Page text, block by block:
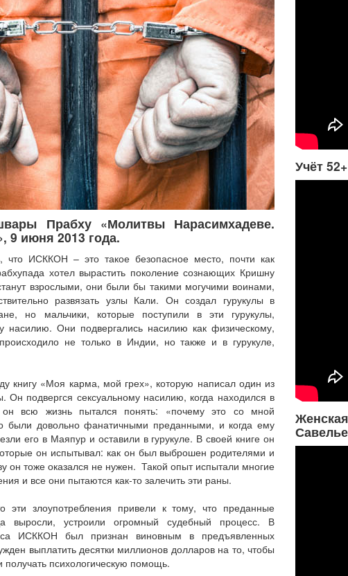
Прабху «Молитвы Нарасимхадеве.
июня 2013 года.
ИСККОН – это такое безопасное место, почти как
хотел вырастить поколение сознающих Кришну
взрослыми, они были бы такими могучими воинами,
развязать узлы Кали. Он создал гурукулы в
но мальчики, которые поступили в эти гурукулы,
насилию. Они подвергались насилию как физическому,
не только в Индии, но также и в гурукуле,
книгу «Моя карма, мой грех», которую написал один из
Он подвергся сексуальному насилию, когда находился в
всю жизнь пытался понять: «почему это со мной
были довольно фанатичными преданными, и когда ему
его в Маяпур и оставили в гурукуле. В своей книге он
он испытывал: как он был выброшен родителями и
он тоже оказался не нужен. Такой опыт испытали многие
и все они пытаются как-то залечить эти раны.
эти злоупотребления привели к тому, что преданные
выросли, устроили огромный судебный процесс. В
ИСККОН был признан виновным в предъявленных
выплатить десятки миллионов долларов на то, чтобы
получать психологическую помощь.
Учёт